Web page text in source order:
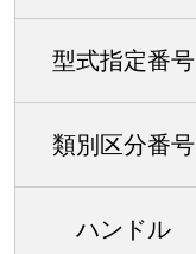
型式指定番号
類別区分番号
ハンドル